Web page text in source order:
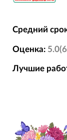
Средний
Оценка: 5.0(6
Лучшие